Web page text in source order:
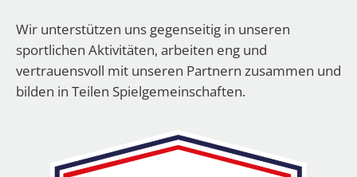
Wir unterstützen uns gegenseitig in unseren
sportlichen Aktivitäten, arbeiten eng und
vertrauensvoll mit unseren Partnern zusammen und
bilden in Teilen Spielgemeinschaften.